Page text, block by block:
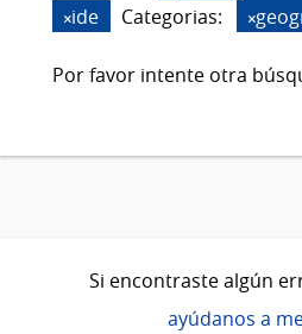
ide
Categorias:
Por favor intente otra
Si encontraste algún
ayúdanos a